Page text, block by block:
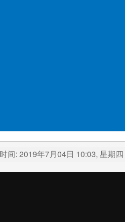
间: 2019年7月04日 10:03, 星期四